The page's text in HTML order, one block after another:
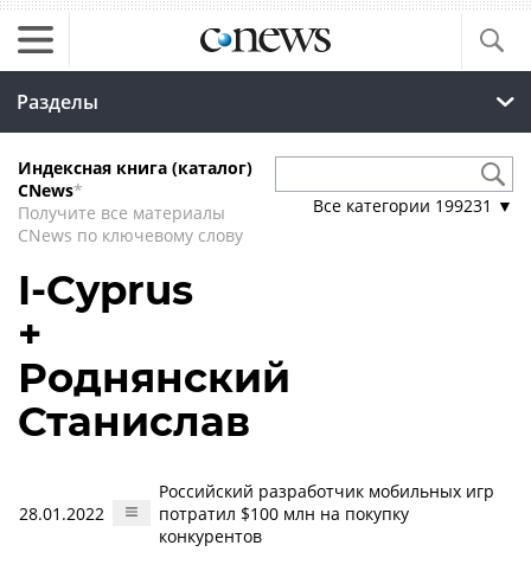
Разделы
Индексная книга (каталог)
CNews*
Получите все материалы
CNews по ключевому слову
Все категории 199231 ▼
I-Cyprus
+
Роднянский
Станислав
28.01.2022
Российский разработчик мобильных игр
потратил $100 млн на покупку
конкурентов